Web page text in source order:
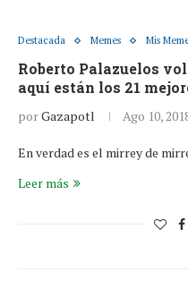
Destacada Memes Mis
Roberto Palazuelos
aquí están los 21
porGazapotl Ago 10,
En verdad es el mirrey de
Leer más